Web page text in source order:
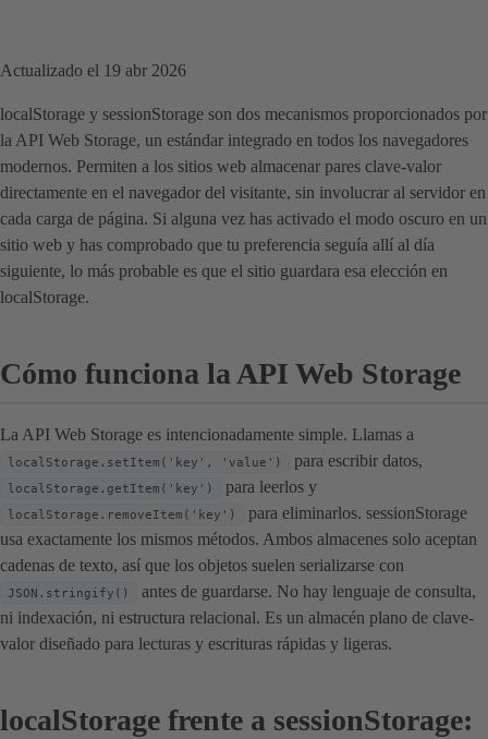
Actualizado el 19 abr 2026
localStorage y sessionStorage son dos mecanismos proporcionados por
la API Web Storage, un estándar integrado en todos los navegadores
modernos. Permiten a los sitios web almacenar pares clave-valor
directamente en el navegador del visitante, sin involucrar al servidor en
cada carga de página. Si alguna vez has activado el modo oscuro en un
sitio web y has comprobado que tu preferencia seguía allí al día
siguiente, lo más probable es que el sitio guardara esa elección en
localStorage.
Cómo funciona la API Web Storage
La API Web Storage es intencionadamente simple. Llamas a
localStorage.setItem('key', 'value') para escribir datos,
localStorage.getItem('key') para leerlos y
localStorage.removeItem('key')
para eliminarlos. sessionStorage
usa exactamente los mismos métodos. Ambos almacenes solo aceptan
cadenas de texto, así que los objetos suelen serializarse con
JSON.stringify()
antes de guardarse. No hay lenguaje de consulta,
ni indexación, ni estructura relacional. Es un almacén plano de clave-
valor diseñado para lecturas y escrituras rápidas y ligeras.
localStorage frente a sessionStorage: